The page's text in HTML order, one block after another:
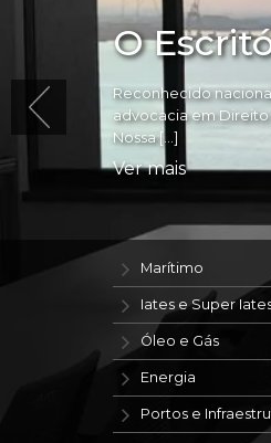
O
Reconhecido
advocacia em Direito
Nossa […]
Ver mais
Marítimo
Iates e Super
Óleo e Gás
Energia
Portos e